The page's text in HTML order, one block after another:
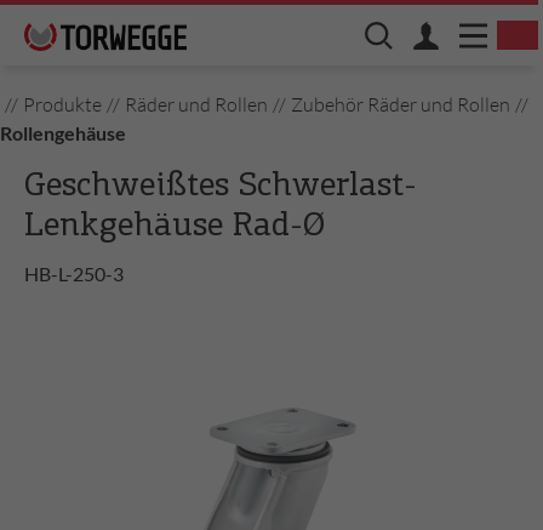
// Produkte // Räder und Rollen // Zubehör Räder und Rollen //
Rollengehäuse
Geschweißtes Schwerlast-
Lenkgehäuse Rad-Ø
HB-L-250-3